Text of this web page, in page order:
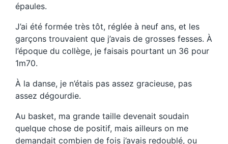
épaules.
J’ai été formée très tôt, réglée à neuf ans, et les
garçons trouvaient que j’avais de grosses fesses. À
l’époque du collège, je faisais pourtant un 36 pour
1m70.
À la danse, je n’étais pas assez gracieuse, pas
assez dégourdie.
Au basket, ma grande taille devenait soudain
quelque chose de positif, mais ailleurs on me
demandait combien de fois j’avais redoublé, ou